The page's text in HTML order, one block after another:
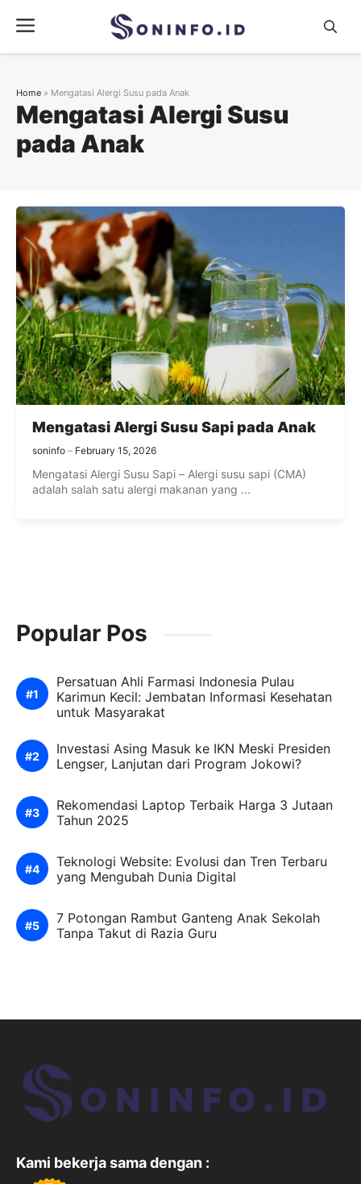
content
Menu
Mengatasi Alergi Susu
pada Anak
Home » Mengatasi Alergi Susu pada Anak
Mengatasi Alergi Susu Sapi pada Anak
soninfo February 15, 2026
Mengatasi Alergi Susu Sapi – Alergi susu sapi (CMA)
adalah salah satu alergi makanan yang ...
Popular Pos
Persatuan Ahli Farmasi Indonesia Pulau
Karimun Kecil: Jembatan Informasi Kesehatan
untuk Masyarakat
Investasi Asing Masuk ke IKN Meski Presiden
Lengser, Lanjutan dari Program Jokowi?
Rekomendasi Laptop Terbaik Harga 3 Jutaan
Tahun 2025
Teknologi Website: Evolusi dan Tren Terbaru
yang Mengubah Dunia Digital
7 Potongan Rambut Ganteng Anak Sekolah
Tanpa Takut di Razia Guru
Kami bekerja sama dengan :